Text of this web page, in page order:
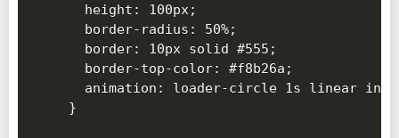
  height: 100px;
  border-radius: 50%;
  border: 10px solid #555;
  border-top-color: #f8b26a;
animation: loader-circle 1s linear
}